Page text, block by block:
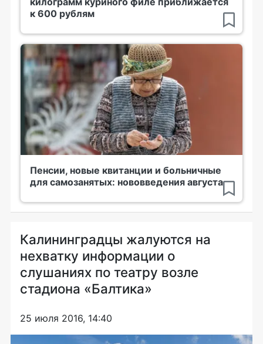
к 600 рублям
Пенсии, новые квитанции и больничные
для самозанятых: нововведения августа
Калининградцы жалуются на
нехватку информации о
слушаниях по театру возле
стадиона «Балтика»
25 июля 2016, 14:40